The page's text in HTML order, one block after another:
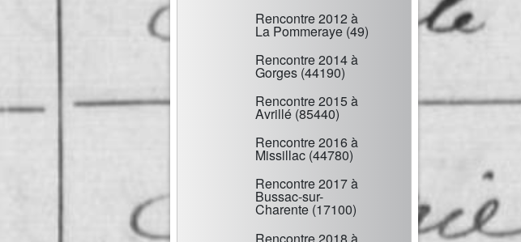
Rencontre 2012 à
La Pommeraye (49)
Rencontre 2014 à
Gorges (44190)
Rencontre 2015 à
Avrillé (85440)
Rencontre 2016 à
Missillac (44780)
Rencontre 2017 à
Bussac-sur-
Charente (17100)
Rencontre 2018 à